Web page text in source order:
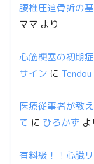
腰椎圧迫骨折の
ママ より
心筋梗塞の初期
サイン に Tendou
医療従事者が教
て に ひろかず よ
有料級！！心臓